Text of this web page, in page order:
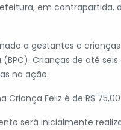
em contrapartida,
a gestantes e
Crianças de até
na ação.
Criança Feliz é de R$
será inicialmente